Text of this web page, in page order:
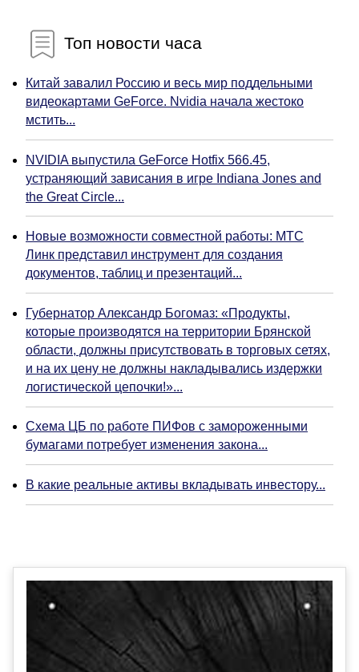
Топ новости часа
Китай завалил Россию и весь мир поддельными
видеокартами GeForce. Nvidia начала жестоко
мстить...
NVIDIA выпустила GeForce Hotfix 566.45,
устраняющий зависания в игре Indiana Jones and
the Great Circle...
Новые возможности совместной работы: МТС
Линк представил инструмент для создания
документов, таблиц и презентаций...
Губернатор Александр Богомаз: «Продукты,
которые производятся на территории Брянской
области, должны присутствовать в торговых сетях,
и на их цену не должны накладывались издержки
логистической цепочки!»...
Схема ЦБ по работе ПИФов с замороженными
бумагами потребует изменения закона...
В какие реальные активы вкладывать инвестору...